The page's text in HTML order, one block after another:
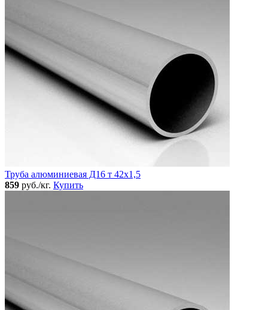
Труба алюминиевая Д16 т 42х1,5
859 руб./кг. Купить